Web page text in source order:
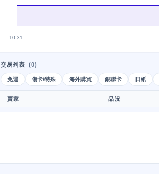
10-31
交易列表 (0)
免運 傷卡/特殊 海外購買 銀聯卡 日紙
賣家 品況